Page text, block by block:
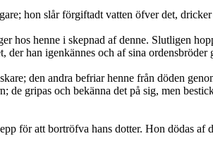
hon slår förgiftadt vatten öfver det,
henne i skepnad af denne. Slutligen
han igenkännes och af sina ordensbröder
den andra befriar henne från döden
gripas och bekänna det på sig, men
för att bortröfva hans dotter. Hon dödas af